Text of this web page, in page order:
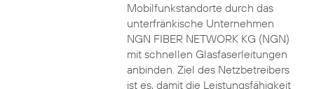
Mobilfunkstandorte durch das
unterfränkische Unternehmen
NGN FIBER NETWORK KG (NGN)
mit schnellen Glasfaserleitungen
anbinden. Ziel des Netzbetreibers
ist es, damit die Leistungsfähigkeit